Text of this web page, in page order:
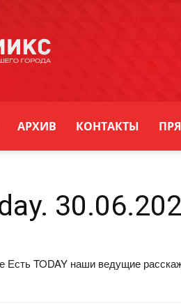
АРХИВ КОНТАКТЫ
Есть TODAY наши ведущие